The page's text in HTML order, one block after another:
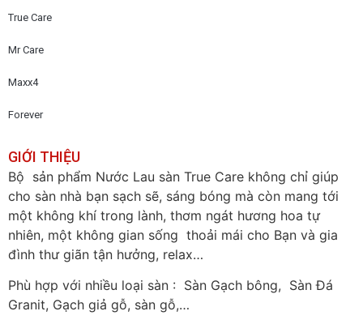
True Care
Mr Care
Maxx4
Forever
GIỚI THIỆU
Bộ sản phẩm Nước Lau sàn True Care không chỉ giúp
cho sàn nhà bạn sạch sẽ, sáng bóng mà còn mang tới
một không khí trong lành, thơm ngát hương hoa tự
nhiên, một không gian sống thoải mái cho Bạn và gia
đình thư giãn tận hưởng, relax…
Phù hợp với nhiều loại sàn : Sàn Gạch bông, Sàn Đá
Granit, Gạch giả gỗ, sàn gỗ,…